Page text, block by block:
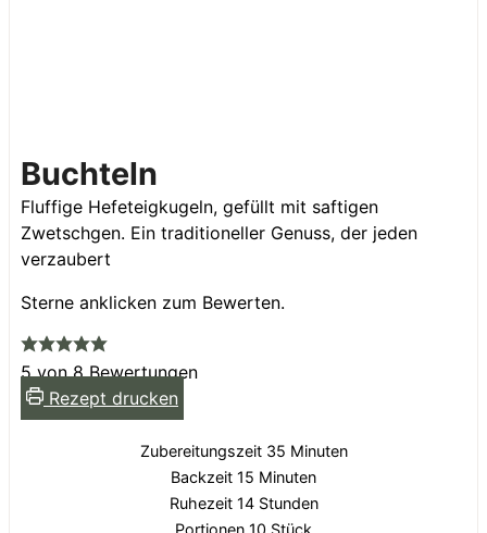
Buchteln
Fluffige Hefeteigkugeln, gefüllt mit saftigen
Zwetschgen. Ein traditioneller Genuss, der jeden
verzaubert
Sterne anklicken zum Bewerten.
5von8Bewertungen
Rezept drucken
Zubereitungszeit 35Minuten
Minuten
Backzeit 15 Minuten
Minuten
Ruhezeit 14Stunden
Stunden
Portionen 10 Stück